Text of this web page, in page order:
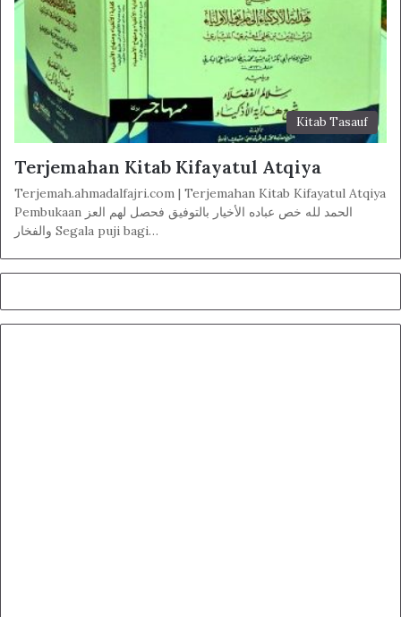
Kitab Tasauf
Terjemahan Kitab Kifayatul Atqiya
Terjemah.ahmadalfajri.com | Terjemahan Kitab Kifayatul Atqiya
Pembukaan الحمد لله خص عباده الأخيار بالتوفيق فحصل لهم العز
والفخار Segala puji bagi…